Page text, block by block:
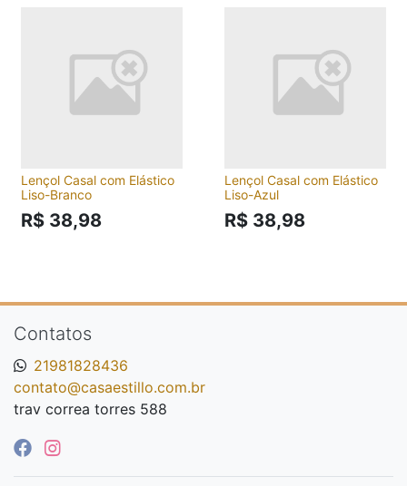
Lençol Casal com Elástico
Liso-Branco
R$ 38,98
Lençol Casal com Elástico
Liso-Azul
R$ 38,98
Contatos
21981828436
contato@casaestillo.com.br
trav correa torres 588